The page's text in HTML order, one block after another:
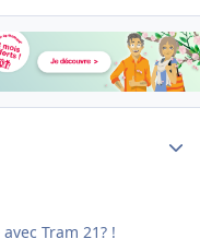
Tram 21? !